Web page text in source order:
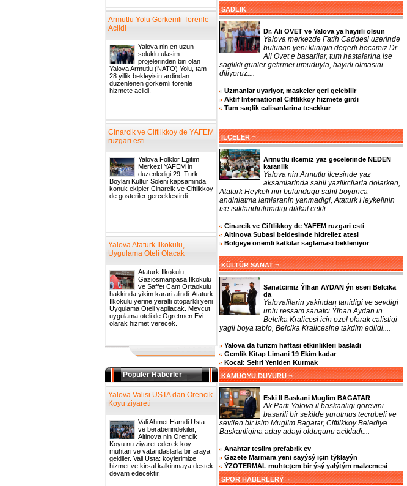
Armutlu Yolu Gorkemli Torenle
Acildi
Yalova nin en uzun
soluklu ulasim
projelerinden biri olan
Yalova Armutlu (NATO) Yolu, tam
28 yillik bekleyisin ardindan
duzenlenen gorkemli torenle
hizmete acildi.
Cinarcik ve Ciftlikkoy de YAFEM
ruzgari esti
Yalova Folklor Egitim
Merkezi YAFEM in
duzenledigi 29. Turk
Boylari Kultur Soleni kapsaminda
konuk ekipler Cinarcik ve Ciftlikkoy
de gosteriler gerceklestirdi.
Yalova Ataturk Ilkokulu,
Uygulama Oteli Olacak
Ataturk Ilkokulu,
Gaziosmanpasa Ilkokulu
ve Saffet Cam Ortaokulu
hakkinda yikim karari alindi. Ataturk
Ilkokulu yerine yeralti otoparkli yeni
Uygulama Oteli yapilacak. Mevcut
uygulama oteli de Ogretmen Evi
olarak hizmet verecek.
Popüler Haberler
Yalova Valisi USTA dan Orencik
Koyu ziyareti
Vali Ahmet Hamdi Usta
ve beraberindekiler,
Altinova nin Orencik
Koyu nu ziyaret ederek koy
muhtari ve vatandaslarla bir araya
geldiler. Vali Usta: koylerimize
hizmet ve kirsal kalkinmaya destek
devam edecektir.
SAĐLIK ¬
Dr. Ali OVET ve Yalova ya hayirli olsun
Yalova merkezde Fatih Caddesi uzerinde
bulunan yeni klinigin degerli hocamiz Dr.
Ali Ovet e basarilar, tum hastalarina ise
saglikli gunler getirmei umuduyla, hayirli olmasini
diliyoruz....
Uzmanlar uyariyor, maskeler geri gelebilir
Aktif International Ciftlikkoy hizmete girdi
Tum saglik calisanlarina tesekkur
ILÇELER ¬
Armutlu ilcemiz yaz gecelerinde NEDEN
karanlik
Yalova nin Armutlu ilcesinde yaz
aksamlarinda sahil yazlikcilarla dolarken,
Ataturk Heykeli nin bulundugu sahil boyunca
andinlatma lamlaranin yanmadigi, Ataturk Heykelinin
ise isiklandirilmadigi dikkat cekti....
Cinarcik ve Ciftlikkoy de YAFEM ruzgari esti
Altinova Subasi beldesinde hidrellez atesi
Bolgeye onemli katkilar saglamasi bekleniyor
KÜLTÜR SANAT ¬
Sanatcimiz Ýlhan AYDAN ýn eseri Belcika
da
Yalovalilarin yakindan tanidigi ve sevdigi
unlu ressam sanatci Ýlhan Aydan in
Belcika Kralicesi icin ozel olarak calistigi
yagli boya tablo, Belcika Kralicesine takdim edildi....
Yalova da turizm haftasi etkinlikleri basladi
Gemlik Kitap Limani 19 Ekim kadar
Kocal: Sehri Yeniden Kurmak
KAMUOYU DUYURU ¬
Eski Il Baskani Muglim BAGATAR
Ak Parti Yalova il baskanligi gorevini
basarili bir sekilde yurutmus tecrubeli ve
sevilen bir isim Muglim Bagatar, Ciftlikkoy Belediye
Baskanligina aday adayi oldugunu acikladi....
Anahtar teslim prefabrik ev
Gazete Marmara yeni sayýsý için týklayýn
ÝZOTERMAL muhteţem bir ýsý yalýtým malzemesi
SPOR HABERLERÝ ¬